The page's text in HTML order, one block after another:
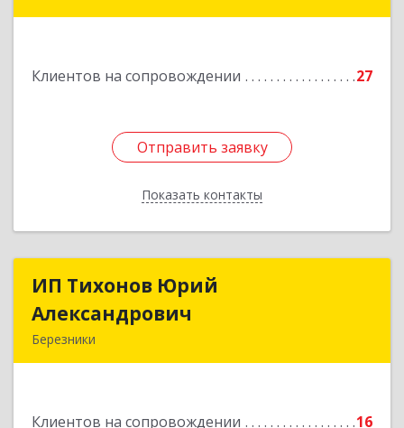
Клиентов на сопровождении 27
Отправить заявку
Показать контакты
Отправить заявку
Назад
ИП Тихонов Юрий
Александрович
Березники
Клиентов на сопровождении
16
ИП Тихонов Юрий
Подробнее